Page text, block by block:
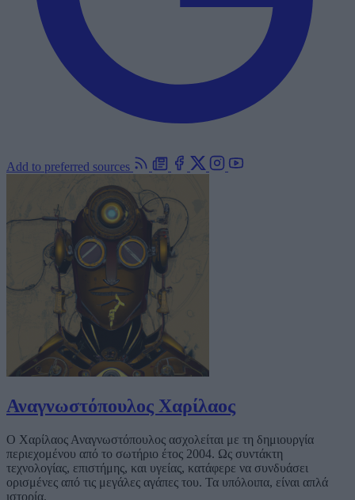
Add to preferred sources
Αναγνωστόπουλος Χαρίλαος
Ο Χαρίλαος Αναγνωστόπουλος ασχολείται με τη δημιουργία
περιεχομένου από το σωτήριο έτος 2004. Ως συντάκτη
τεχνολογίας, επιστήμης, και υγείας, κατάφερε να συνδυάσει
ορισμένες από τις μεγάλες αγάπες του. Τα υπόλοιπα, είναι απλά
ιστορία.